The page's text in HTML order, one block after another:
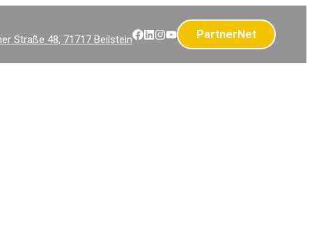
Straße 48, 71717 Beilstein PartnerNet